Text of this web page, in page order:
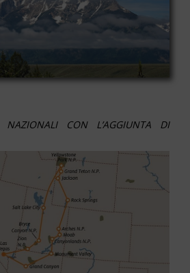
NAZIONALI CON L’AGGIUNTA DI